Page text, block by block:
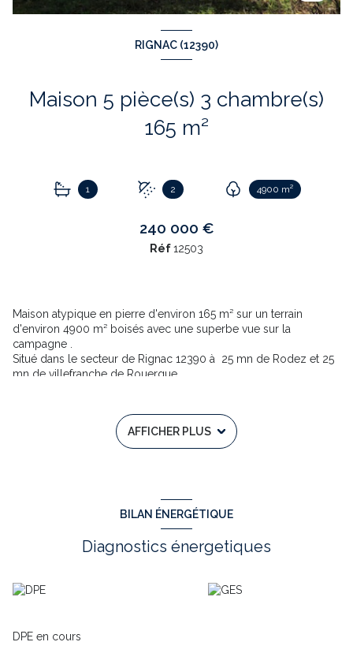
RIGNAC (12390)
Maison 5 pièce(s) 3 chambre(s)
165 m²
1 2 4900 m²
240 000 €
Réf12503
Maison atypique en pierre d'environ 165 m² sur un terrain
d'environ 4900 m² boisés avec une superbe vue sur la
campagne .
Situé dans le secteur de Rignac 12390 à 25 mn de Rodez et 25
mn de villefranche de Rouergue .
attenante , salon /détente équipé d'un poêle a bois et d'une sale
d'eau avec une chambre au dessus .
L'étage se compose d'une grande chambre d'environ 20 m²
pompe à chaleur air-air , et l'isolation des combles éfectué .
N'attendez plus , venez visiter ce bien avec NEVES FERNAND de
l'agence TOWER Immobilier au 06 70 55 68 25
Fernand RSAC N° 395 406 911 Rodez .
Les informations sur les risques auxquel ce bien est exposé
Visitez ce bien avec Neves Fernad TOWWER IMMOBILIER .
AFFICHER PLUS
BILAN ÉNERGÉTIQUE
Diagnostics énergetiques
DPE en cours